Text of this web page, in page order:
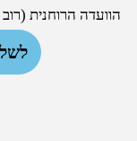
הוועדה הרוחנית